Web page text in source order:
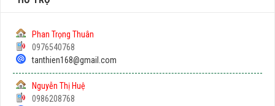
Phan Trọng Thuân
0976540768
tanthien168@gmail.com
Nguyễn Thị Huệ
0986208768